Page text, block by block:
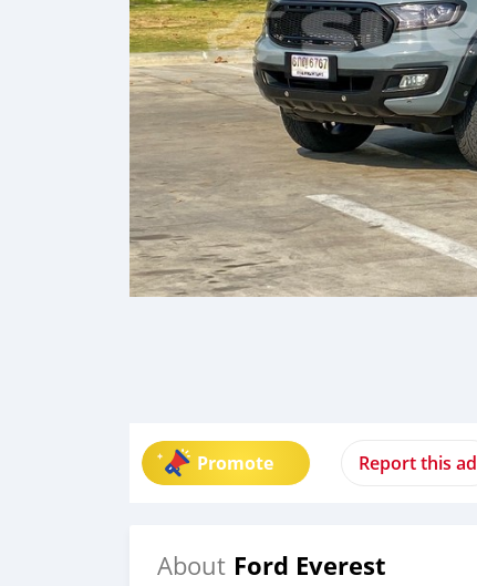
Promote Report this ad
About Ford Everest